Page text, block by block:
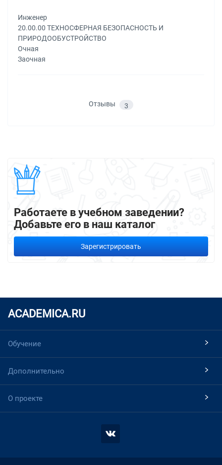
Инженер
20.00.00 ТЕХНОСФЕРНАЯ БЕЗОПАСНОСТЬ И
ПРИРОДООБУСТРОЙСТВО
Очная
Заочная
Отзывы 3
Работаете в учебном заведении?
Добавьте его в наш каталог
Зарегистрировать
ACADEMICA.RU
Обучение
Дополнительно
О проекте